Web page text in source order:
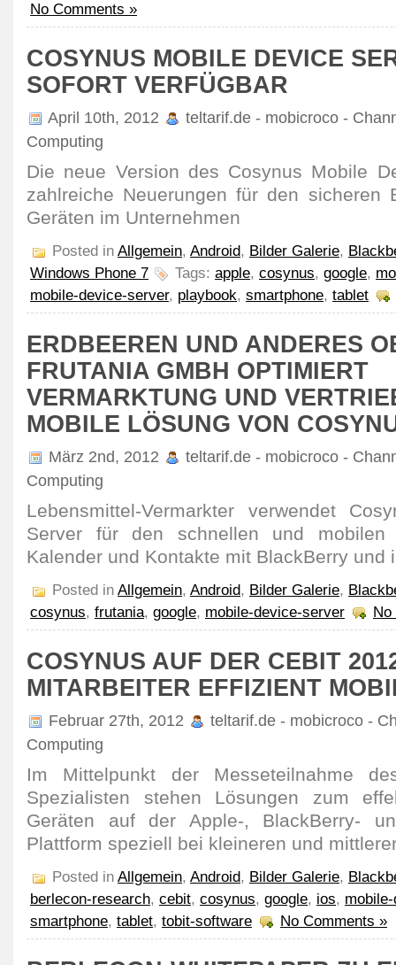
No Comments »
COSYNUS MOBILE DEVICE
SOFORT VERFÜGBAR
April 10th, 2012
teltarif.de - mobicroco -
Computing
Die neue Version des Cosynus Mobile
zahlreiche Neuerungen für den sicheren
Geräten im Unternehmen
Posted in Allgemein, Android, Bilder Galerie,
Windows Phone 7
Tags: apple, cosynus, google,
mobile-device-server, playbook, smartphone, tablet
ERDBEEREN UND ANDERES
FRUTANIA GMBH OPTIMIERT
VERMARKTUNG UND
MOBILE LÖSUNG VON
März 2nd, 2012
teltarif.de - mobicroco -
Computing
Lebensmittel-Vermarkter verwendet
Server für den schnellen und mobilen
Kalender und Kontakte mit BlackBerry und
Posted in Allgemein, Android, Bilder Galerie,
cosynus, frutania, google, mobile-device-server No
COSYNUS AUF DER CEBIT
MITARBEITER EFFIZIENT
Februar 27th, 2012
teltarif.de - mobicroco -
Computing
Im Mittelpunkt der Messeteilnahme
Spezialisten stehen Lösungen zum
Geräten auf der Apple-, BlackBerry-
Plattform speziell bei kleineren und
Posted in Allgemein, Android, Bilder Galerie,
berlecon-research, cebit, cosynus, google, ios,
smartphone, tablet, tobit-software No Comments »